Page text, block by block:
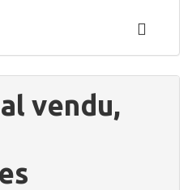
vendu,